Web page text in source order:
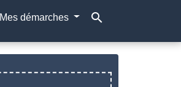
Mes démarches search